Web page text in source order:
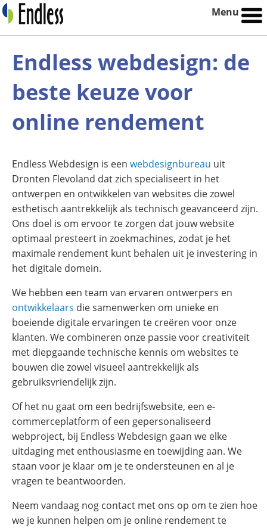
Menu
Endless webdesign: de
beste keuze voor
online rendement
Endless Webdesign is een webdesignbureau uit
Dronten Flevoland dat zich specialiseert in het
ontwerpen en ontwikkelen van websites die zowel
esthetisch aantrekkelijk als technisch geavanceerd zijn.
Ons doel is om ervoor te zorgen dat jouw website
optimaal presteert in zoekmachines, zodat je het
maximale rendement kunt behalen uit je investering in
het digitale domein.
We hebben een team van ervaren ontwerpers en
ontwikkelaars die samenwerken om unieke en
boeiende digitale ervaringen te creëren voor onze
klanten. We combineren onze passie voor creativiteit
met diepgaande technische kennis om websites te
bouwen die zowel visueel aantrekkelijk als
gebruiksvriendelijk zijn.
Of het nu gaat om een bedrijfswebsite, een e-
commerceplatform of een gepersonaliseerd
webproject, bij Endless Webdesign gaan we elke
uitdaging met enthousiasme en toewijding aan. We
staan voor je klaar om je te ondersteunen en al je
vragen te beantwoorden.
Neem vandaag nog contact met ons op om te zien hoe
we je kunnen helpen om je online rendement te